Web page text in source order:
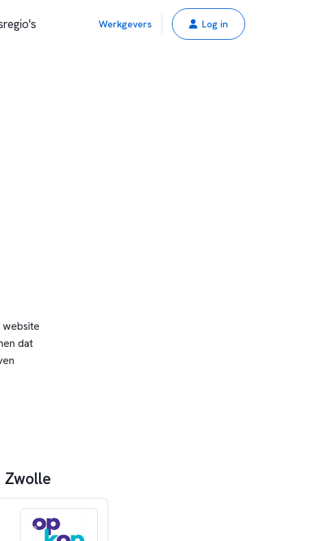
Werkgevers Log in
dat
Zwolle